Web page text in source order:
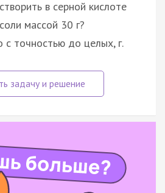
в серной кислоте
массой 30 г?
с точностью до целых, г.